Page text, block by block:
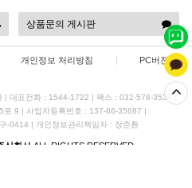
상품문의 게시판
개인정보 처리방침 | PC버젼
| 대표전화 : 1544-1722 | 팩스 : 032-578-3538
로 9 | 사업자등록번호 : 137-86-35687 |
-0414 | 개인정보관리책임자 : 장준환
식회사 ALL RIGHTS RESERVED.